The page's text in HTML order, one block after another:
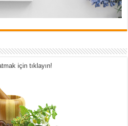
için tıklayın!